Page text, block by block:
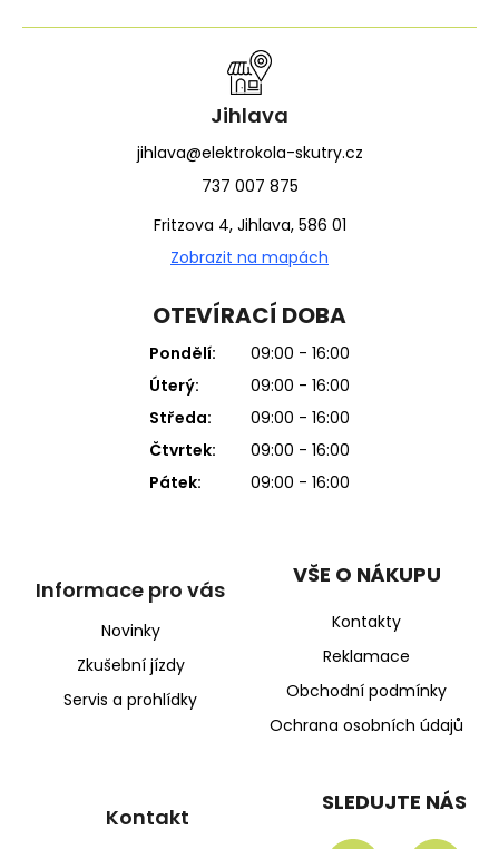
Jihlava
jihlava@elektrokola-skutry.cz
737 007 875
Fritzova 4, Jihlava, 586 01
Zobrazit na mapách
OTEVÍRACÍ DOBA
Pondělí:
09:00 - 16:00
Úterý:
09:00 - 16:00
Středa:
09:00 - 16:00
Čtvrtek:
09:00 - 16:00
Pátek:
09:00 - 16:00
Informace pro vás
Novinky
Zkušební jízdy
Servis a prohlídky
VŠE O NÁKUPU
Kontakty
Reklamace
Obchodní podmínky
Ochrana osobních údajů
Kontakt
SLEDUJTE NÁS